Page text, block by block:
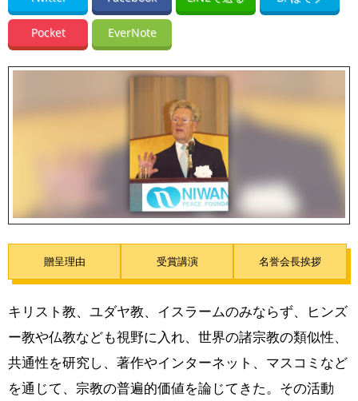
Pocket EverNote
贈呈理由 受賞講演 名誉会長挨拶
キリスト教、ユダヤ教、イスラームのみならず、ヒンズ
ー教や仏教なども視野に入れ、世界の諸宗教の類似性、
共通性を研究し、著作やインターネット、マスコミなど
を通じて、宗教の普遍的価値を論じてきた。その活動